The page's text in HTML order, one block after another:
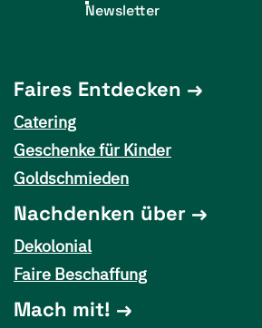
Newsletter
Faires Entdecken
Catering
Geschenke für Kinder
Goldschmieden
Nachdenken über
Dekolonial
Faire Beschaffung
Mach mit!